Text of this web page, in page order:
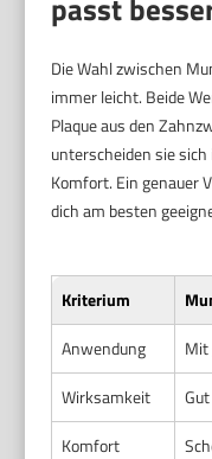
Die Wahl zwischen
immer leicht. Beide
Plaque aus den
unterscheiden sie
Komfort. Ein genauer
dich am besten
Kriterium
Anwendung
Mit
Wirksamkeit
Komfort